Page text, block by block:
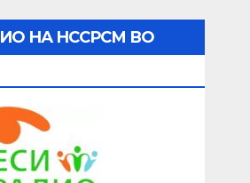
НА НССРСМ ВО